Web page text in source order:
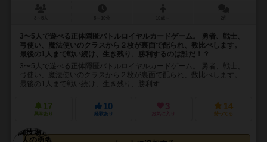
3〜5人で遊べる正体隠匿バトルロイヤルカードゲーム。 勇者、戦士、
弓使い、魔法使いのクラスから２枚が裏面で配られ、数比べします。
最後の1人まで戦い続け、生き残り、勝利するのは誰だ！？
3〜5人で遊べる正体隠匿バトルロイヤルカードゲーム。 勇者、戦士、
弓使い、魔法使いのクラスから２枚が裏面で配られ、数比べします。
最後の1人まで戦い続け、生き残り、勝利す...
17
興味あり
10
経験あり
3
お気に入り
14
持ってる